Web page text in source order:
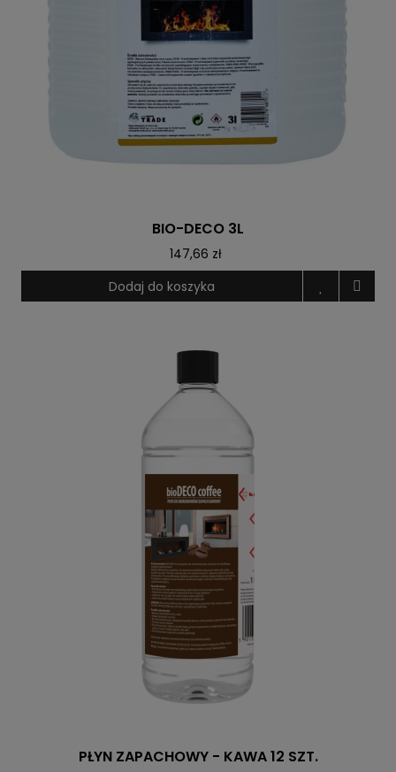
BIO-DECO 3L
147,66 zł
Dodaj do koszyka
PŁYN ZAPACHOWY - KAWA 12 SZT.